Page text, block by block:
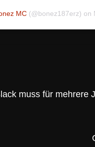
MC(@bonez187erz) on
muss für mehrere